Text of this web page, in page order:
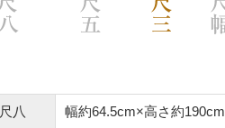
尺八 幅約64.5cm×高さ約190cm